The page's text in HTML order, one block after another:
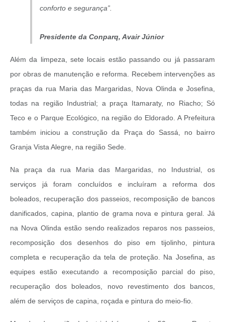
conforto e segurança”.
Presidente da Conparq, Avair Júnior
Além da limpeza, sete locais estão passando ou já passaram
por obras de manutenção e reforma. Recebem intervenções as
praças da rua Maria das Margaridas, Nova Olinda e Josefina,
todas na região Industrial; a praça Itamaraty, no Riacho; Só
Teco e o Parque Ecológico, na região do Eldorado. A Prefeitura
também iniciou a construção da Praça do Sassá, no bairro
Granja Vista Alegre, na região Sede.
Na praça da rua Maria das Margaridas, no Industrial, os
serviços já foram concluídos e incluíram a reforma dos
boleados, recuperação dos passeios, recomposição de bancos
danificados, capina, plantio de grama nova e pintura geral. Já
na Nova Olinda estão sendo realizados reparos nos passeios,
recomposição dos desenhos do piso em tijolinho, pintura
completa e recuperação da tela de proteção. Na Josefina, as
equipes estão executando a recomposição parcial do piso,
recuperação dos boleados, novo revestimento dos bancos,
além de serviços de capina, roçada e pintura do meio-fio.